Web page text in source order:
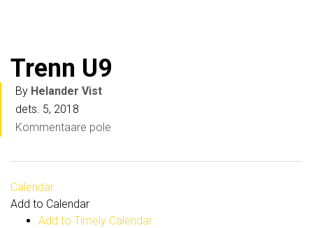
Trenn U9
By Helander Vist
dets. 5, 2018
Kommentaare pole
Calendar
Add to Calendar
Add to Timely Calendar